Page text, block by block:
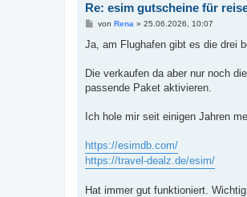
Re: esim gutscheine für
B
i
a
von Rena » 25.06.2026, 10:07
Ja, am Flughafen gibt es die drei
Die verkaufen da aber nur noch
passende Paket aktivieren.
Ich hole mir seit einigen Jahren
https://esimdb.com/
https://travel-dealz.de/esim/
Hat immer gut funktioniert.